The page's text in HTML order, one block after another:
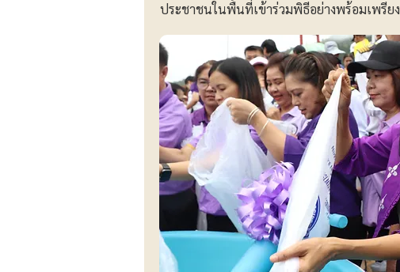
ประชาชนในพื้นที่เข้าร่วมพิธีอย่างพร้อมเพรียง